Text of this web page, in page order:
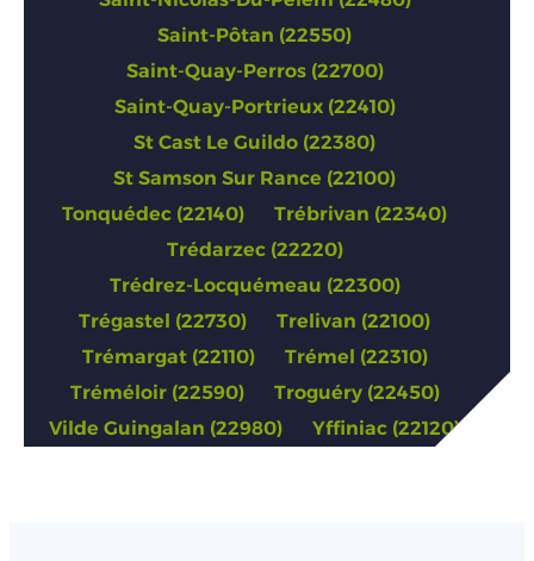
Saint-Pôtan (22550)
Saint-Quay-Perros (22700)
Saint-Quay-Portrieux (22410)
St Cast Le Guildo (22380)
St Samson Sur Rance (22100)
Tonquédec (22140)
Trébrivan (22340)
Trédarzec (22220)
Trédrez-Locquémeau (22300)
Trégastel (22730)
Trelivan (22100)
Trémargat (22110)
Trémel (22310)
Tréméloir (22590)
Troguéry (22450)
Vilde Guingalan (22980)
Yffiniac (22120)